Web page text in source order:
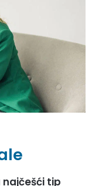
tip